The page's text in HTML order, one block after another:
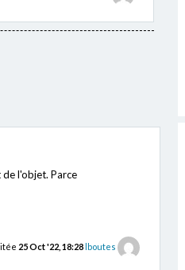
l'objet. Parce
25 Oct '22, 18:28lboutes